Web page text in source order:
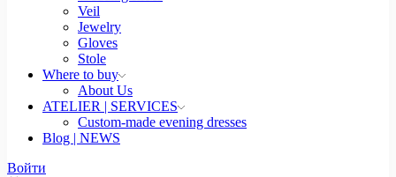
Veil
Jewelry
Gloves
Stole
Where to buy
About Us
ATELIER | SERVICES
Custom-made evening dresses
Blog | NEWS
Войти